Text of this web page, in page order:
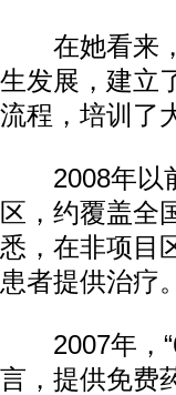
在她看来，
生发展，建立
流程，培训了
2008年以前
区，约覆盖全
悉，在非项目
患者提供治疗。
2007年，
言，提供免费